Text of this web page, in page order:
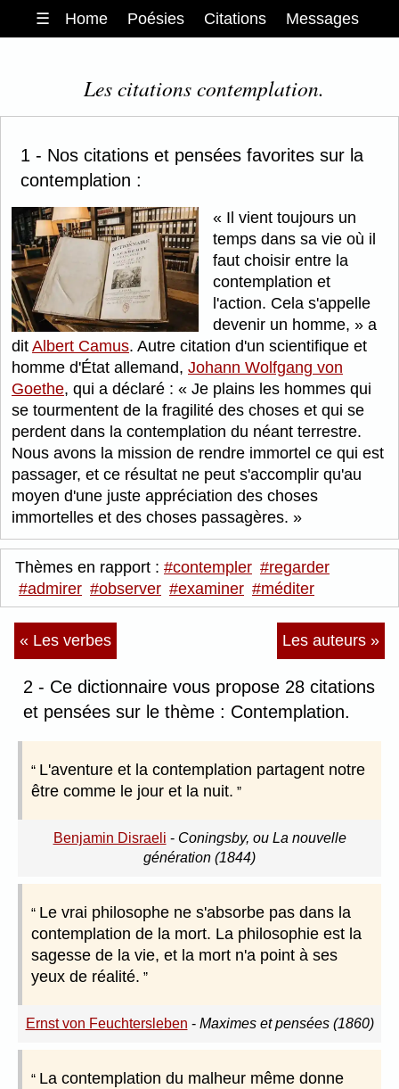
☰ Home Poésies Citations Messages
Les citations contemplation.
1 - Nos citations et pensées favorites sur la
contemplation :
Il vient toujours un
temps dans sa vie où il
faut choisir entre la
contemplation et
l'action. Cela s'appelle
devenir un homme,
a
dit Albert Camus. Autre citation d'un scientifique et
homme d'État allemand, Johann Wolfgang von
Goethe, qui a déclaré :
Je plains les hommes qui
se tourmentent de la fragilité des choses et qui se
perdent dans la contemplation du néant terrestre.
Nous avons la mission de rendre immortel ce qui est
passager, et ce résultat ne peut s'accomplir qu'au
moyen d'une juste appréciation des choses
immortelles et des choses passagères.
Thèmes en rapport : #contempler #regarder
#admirer #observer #examiner #méditer
« Les verbes Les auteurs »
2 - Ce dictionnaire vous propose 28 citations
et pensées sur le thème : Contemplation.
L'aventure et la contemplation partagent notre
être comme le jour et la nuit.
Benjamin Disraeli - Coningsby, ou La nouvelle
génération (1844)
Le vrai philosophe ne s'absorbe pas dans la
contemplation de la mort. La philosophie est la
sagesse de la vie, et la mort n'a point à ses
yeux de réalité.
Ernst von Feuchtersleben - Maximes et pensées (1860)
La contemplation du malheur même donne